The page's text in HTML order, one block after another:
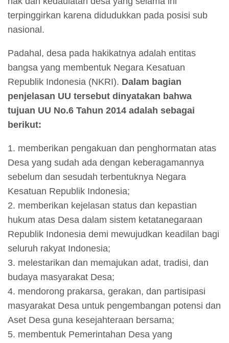
terpinggirkan karena didudukkan pada posisi sub
nasional.
Padahal, desa pada hakikatnya adalah entitas
bangsa yang membentuk Negara Kesatuan
Republik Indonesia (NKRI). Dalam bagian
penjelasan UU tersebut dinyatakan bahwa
tujuan UU No.6 Tahun 2014 adalah sebagai
berikut:
1. memberikan pengakuan dan penghormatan atas
Desa yang sudah ada dengan keberagamannya
sebelum dan sesudah terbentuknya Negara
Kesatuan Republik Indonesia;
2. memberikan kejelasan status dan kepastian
hukum atas Desa dalam sistem ketatanegaraan
Republik Indonesia demi mewujudkan keadilan bagi
seluruh rakyat Indonesia;
3. melestarikan dan memajukan adat, tradisi, dan
budaya masyarakat Desa;
4. mendorong prakarsa, gerakan, dan partisipasi
masyarakat Desa untuk pengembangan potensi dan
Aset Desa guna kesejahteraan bersama;
5. membentuk Pemerintahan Desa yang